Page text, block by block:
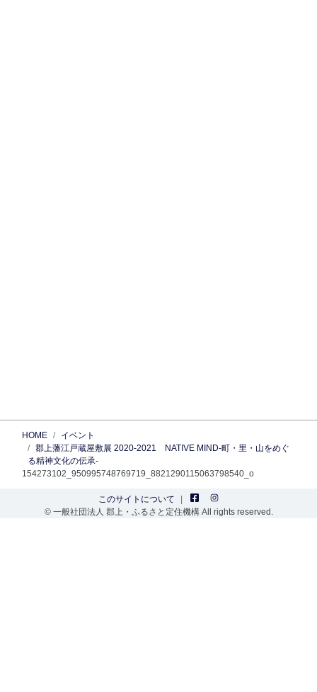
HOME
イベント
郡上藩江戸蔵屋敷展 2020-2021 NATIVE MIND-町・里・山をめぐ
る精神文化の伝承-
154273102_950995748769719_8821290115063798540_o
このサイトについて
© 一般社団法人 郡上・ふるさと定住機構 All rights reserved.